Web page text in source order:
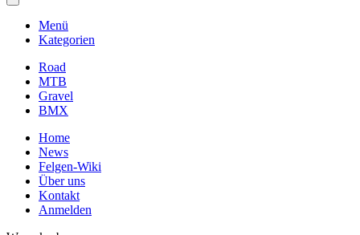
Menü
Kategorien
Road
MTB
Gravel
BMX
Home
News
Felgen-Wiki
Über uns
Kontakt
Anmelden